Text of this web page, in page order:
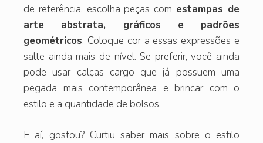
de referência, escolha peças com estampas de
arte abstrata, gráficos e padrões
geométricos. Coloque cor a essas expressões e
salte ainda mais de nível. Se preferir, você ainda
pode usar calças cargo que já possuem uma
pegada mais contemporânea e brincar com o
estilo e a quantidade de bolsos.
E aí, gostou? Curtiu saber mais sobre o estilo